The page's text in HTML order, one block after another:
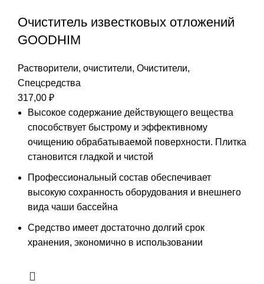
Очиститель известковых отложений
GOODHIM
Растворители, очистители, Очистители,
Спецсредства
317,00 ₽
Высокое содержание действующего вещества
способствует быстрому и эффективному
очищению обрабатываемой поверхности. Плитка
становится гладкой и чистой
Профессиональный состав обеспечивает
высокую сохранность оборудования и внешнего
вида чаши бассейна
Средство имеет достаточно долгий срок
хранения, экономично в использовании